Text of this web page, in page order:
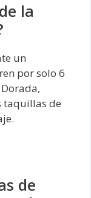
la
un
por solo 6
taquillas de
de